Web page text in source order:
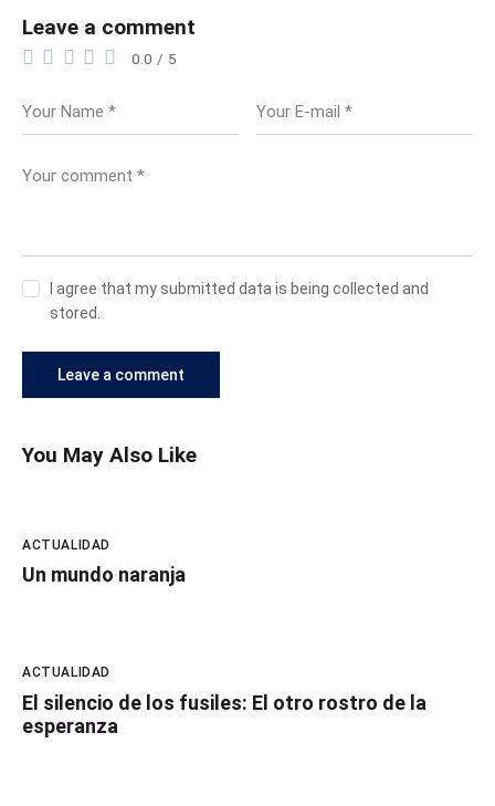
Leave a comment
0.0 / 5
I agree that my submitted data is being collected and
stored.
You May Also Like
ACTUALIDAD
Un mundo naranja
ACTUALIDAD
El silencio de los fusiles: El otro rostro de la
esperanza